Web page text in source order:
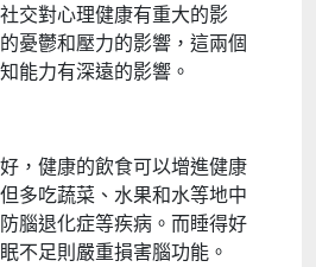
交對心理健康有重大的影
憂鬱和壓力的影響，這兩個
能力有深遠的影響。
，健康的飲食可以增進健康
多吃蔬菜、水果和水等地中
腦退化症等疾病。而睡得好
不足則嚴重損害腦功能。